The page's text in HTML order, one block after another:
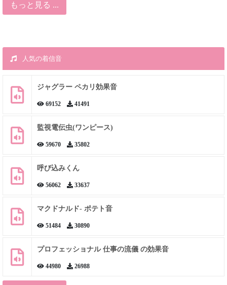
もっと見る ...
人気の着信音
ジャグラー ペカリ効果音
69152 41491
監視電伝虫(ワンピース)
59670 35802
呼び込みくん
56062 33637
マクドナルド- ポテト音
51484 30890
プロフェッショナル 仕事の流儀 の効果音
44980 26988